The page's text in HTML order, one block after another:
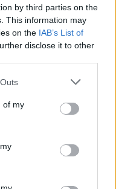
by third parties on the
This information may
on the IAB’s List of
disclose it to other
one or more Google
You may click to
its third-party tags to
in below Google
of my
ローズアップでフ
光の下で表面がき
ーの最も純粋な姿を
繊細な核果が密集し
感を生み出してい
かに輝き、光が当
あれば、より深く
付けるベリーもあ
ールへと視線を誘
察し、鑑賞したく